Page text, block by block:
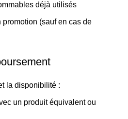
déjà utilisés
promotion (sauf en cas de
la disponibilité :
un produit équivalent ou